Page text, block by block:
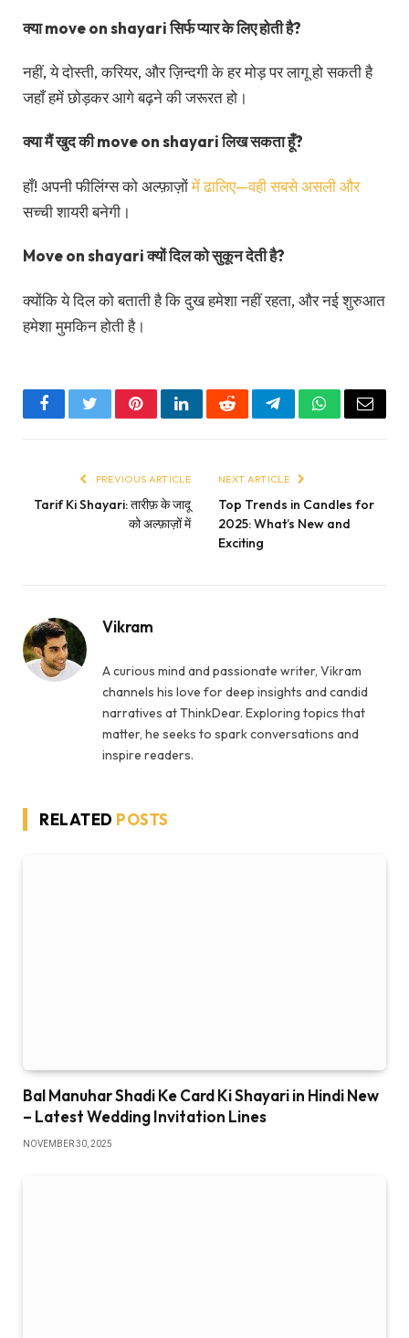
क्या move on shayari सिर्फ प्यार के लिए होती है?
नहीं, ये दोस्ती, करियर, और ज़िन्दगी के हर मोड़ पर लागू हो सकती है
जहाँ हमें छोड़कर आगे बढ़ने की जरूरत हो।
क्या मैं खुद की move on shayari लिख सकता हूँ?
हाँ! अपनी फीलिंग्स को अल्फ़ाज़ोंमें ढालिए—वही सबसे असली और
सच्ची शायरी बनेगी।
Move on shayari क्यों दिल को सुकून देती है?
क्योंकि ये दिल को बताती है कि दुख हमेशा नहीं रहता, और नई शुरुआत
हमेशा मुमकिन होती है।
FacebookTwitterPinterestLinkedInRedditTelegramWhatsApp
Email
PREVIOUS ARTICLE
Tarif Ki Shayari: तारीफ़ के जादू
को अल्फ़ाज़ों में
NEXT ARTICLE
Top Trends in Candles for
2025: What’s New and
Exciting
Vikram
A curious mind and passionate writer, Vikram
channels his love for deep insights and candid
narratives at ThinkDear. Exploring topics that
matter, he seeks to spark conversations and
inspire readers.
RELATED POSTS
Bal Manuhar Shadi Ke Card Ki Shayari in Hindi New
– Latest Wedding Invitation Lines
NOVEMBER 30, 2025